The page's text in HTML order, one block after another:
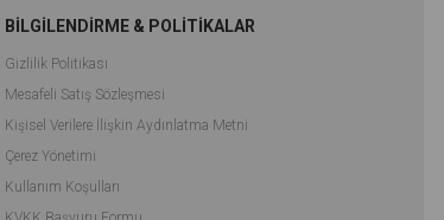
BİLGİLENDİRME & POLİTİKALAR
Gizlilik Politikası
Mesafeli Satış Sözleşmesi
Kişisel Verilere İlişkin Aydınlatma Metni
Çerez Yönetimi
Kullanım Koşulları